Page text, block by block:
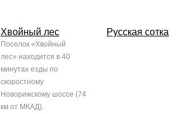
Хвойный лес
Поселок «Хвойный
лес» находится в 40
минутах езды по
скоростному
Новорижскому шоссе (74
км от МКАД).
Русская сотка